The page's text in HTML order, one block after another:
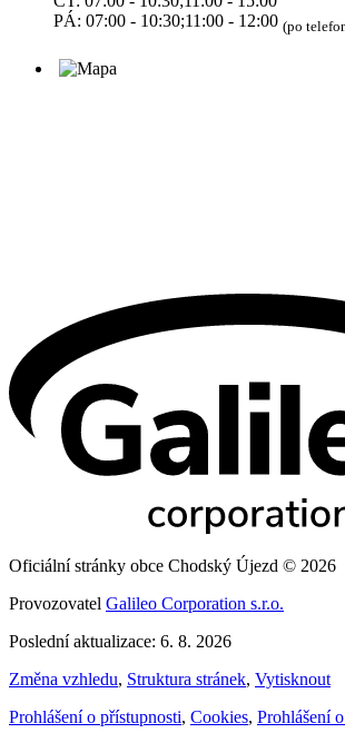
PÁ: 07:00 - 10:30;11:00 - 12:00 (po
Oficiální stránky obce Chodský Újezd © 2026
Provozovatel Galileo Corporation s.r.o.
Poslední aktualizace: 6. 8. 2026
Změna vzhledu, Struktura stránek, Vytisknout
Prohlášení o přístupnosti, Cookies, Prohlášení